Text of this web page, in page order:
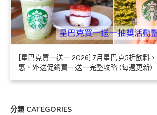
[星巴克買一送一 2026] 7月星巴克5折飲料
惠、外送促銷買一送一完整攻略 (每週更新)
分類 CATEGORIES